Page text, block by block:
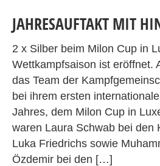
JAHRESAUFTAKT MIT
2 x Silber beim Milon Cup in
Wettkampfsaison ist eröffnet.
das Team der
bei ihrem ersten
Jahres, dem Milon Cup in
waren Laura Schwab bei den
Luka Friedrichs sowie
Özdemir bei den […]